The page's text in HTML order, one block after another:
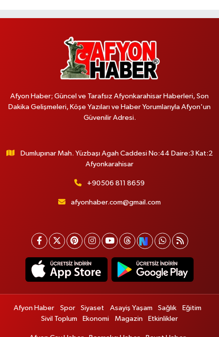
Afyon Haber; Güncel ve Tarafsız Afyonkarahisar Haberleri, Son
Dakika Gelişmeleri, Köşe Yazıları ve Haber Yorumlarıyla Afyon'un
Güvenilir Adresi.
Dumlupınar Mah. Yüzbaşı Agah Caddesi No:44 Daire:3 Kat:2
Afyonkarahisar
+90506 811 8659
afyonhaber.com@gmail.com
Afyon Haber Spor Siyaset Asayiş Yaşam Sağlık
Eğitim
Sivil Toplum
Ekonomi Magazin Etkinlikler